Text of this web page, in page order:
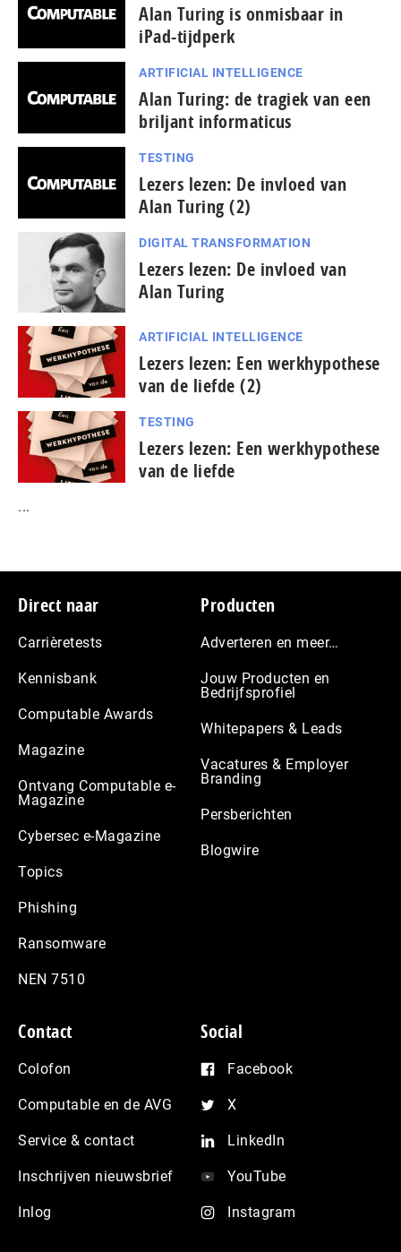
Alan Turing is onmisbaar in
iPad-tijdperk
ARTIFICIAL INTELLIGENCE
Alan Turing: de tragiek van een
briljant informaticus
TESTING
Lezers lezen: De invloed van
Alan Turing (2)
DIGITAL TRANSFORMATION
Lezers lezen: De invloed van
Alan Turing
ARTIFICIAL INTELLIGENCE
Lezers lezen: Een werkhypothese
van de liefde (2)
TESTING
Lezers lezen: Een werkhypothese
van de liefde
...
Footer
Direct naar
Carrièretests
Kennisbank
Computable Awards
Magazine
Ontvang Computable e-
Magazine
Cybersec e-Magazine
Topics
Phishing
Ransomware
NEN 7510
Producten
Adverteren en meer…
Jouw Producten en
Bedrijfsprofiel
Whitepapers & Leads
Vacatures & Employer
Branding
Persberichten
Blogwire
Contact
Colofon
Computable en de AVG
Service & contact
Inschrijven nieuwsbrief
Inlog
Social
Facebook
X
LinkedIn
YouTube
Instagram